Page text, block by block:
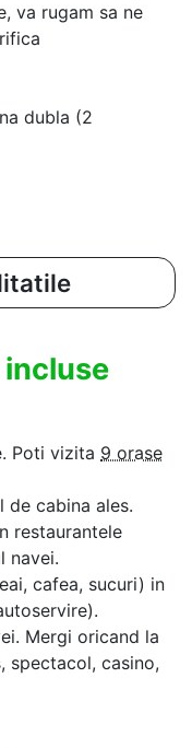
va rugam sa ne
dubla (2
Poti vizita 9 orase
de cabina ales.
restaurantele
navei.
cafea, sucuri) in
Mergi oricand la
spectacol, casino,